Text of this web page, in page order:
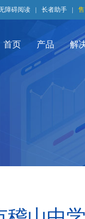
障碍阅读 | 长者助手 |
首页 产品 解